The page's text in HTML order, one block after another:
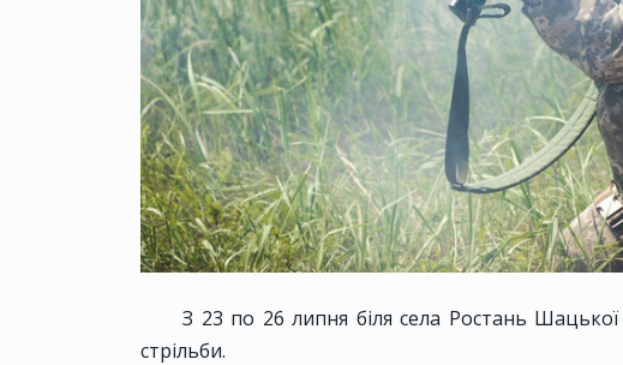
З 23 по 26 липня біля села Ростань
стрільби.